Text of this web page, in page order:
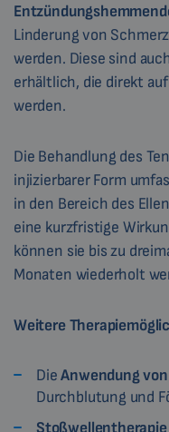
Linderung von
werden. Diese sind
erhältlich, die direkt
werden.
Die Behandlung des
injizierbarer Form
in den Bereich des
eine kurzfristige
können sie bis zu
Monaten wiederholt
Weitere
DieAnwendung
Durchblutung und